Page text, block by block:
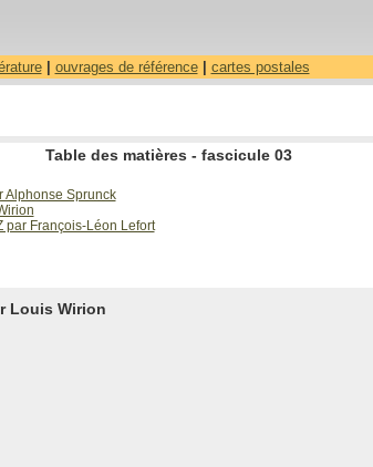
| ouvrages de référence| cartes postales
Table des matières - fascicule 03
Alphonse Sprunck
par François-Léon Lefort
Louis Wirion